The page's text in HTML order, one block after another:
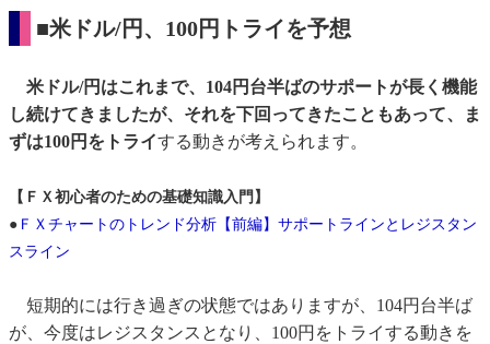
■米ドル/円、100円トライを予想
米ドル/円はこれまで、104円台半ばのサポートが長く機能
し続けてきましたが、それを下回ってきたこともあって、ま
ずは100円をトライする動きが考えられます。
【ＦＸ初心者のための基礎知識入門】
● ＦＸチャートのトレンド分析【前編】サポートラインとレジスタン
スライン
短期的には行き過ぎの状態ではありますが、104円台半ば
が、今度はレジスタンスとなり、100円をトライする動きを